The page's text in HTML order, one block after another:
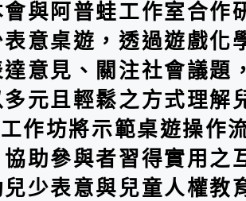
與阿普蛙工作室合作
意桌遊，透過遊戲化
意見、關注社會議題
元且輕鬆之方式理解
作坊將示範桌遊操作
協助參與者習得實用之
少表意與兒童人權教